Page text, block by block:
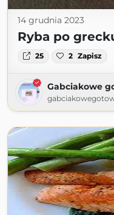
14 grudnia 2023
Ryba po
25 2 Zapisz
Gabciakowe